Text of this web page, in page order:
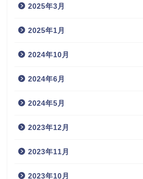
2025年3月
2025年1月
2024年10月
2024年6月
2024年5月
2023年12月
2023年11月
2023年10月